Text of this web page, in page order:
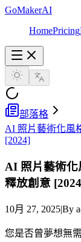
GoMakerAI
HomePricing
部落格
AI 照片藝術化風
[2024]
AI 照片藝術
釋放創意
10月 27, 2025|By
您是否曾夢想無